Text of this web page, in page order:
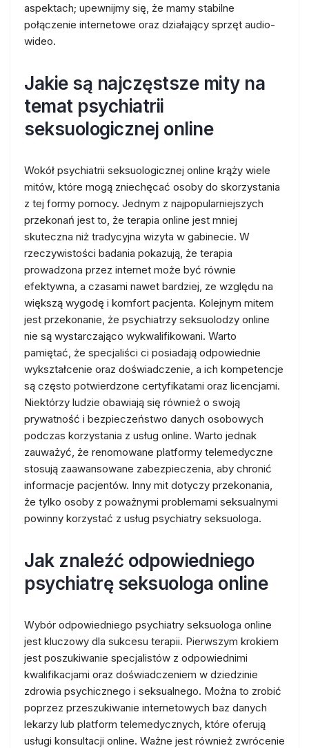
aspektach; upewnijmy się, że mamy stabilne
połączenie internetowe oraz działający sprzęt audio-
wideo.
Jakie są najczęstsze mity na
temat psychiatrii
seksuologicznej online
Wokół psychiatrii seksuologicznej online krąży wiele
mitów, które mogą zniechęcać osoby do skorzystania
z tej formy pomocy. Jednym z najpopularniejszych
przekonań jest to, że terapia online jest mniej
skuteczna niż tradycyjna wizyta w gabinecie. W
rzeczywistości badania pokazują, że terapia
prowadzona przez internet może być równie
efektywna, a czasami nawet bardziej, ze względu na
większą wygodę i komfort pacjenta. Kolejnym mitem
jest przekonanie, że psychiatrzy seksuolodzy online
nie są wystarczająco wykwalifikowani. Warto
pamiętać, że specjaliści ci posiadają odpowiednie
wykształcenie oraz doświadczenie, a ich kompetencje
są często potwierdzone certyfikatami oraz licencjami.
Niektórzy ludzie obawiają się również o swoją
prywatność i bezpieczeństwo danych osobowych
podczas korzystania z usług online. Warto jednak
zauważyć, że renomowane platformy telemedyczne
stosują zaawansowane zabezpieczenia, aby chronić
informacje pacjentów. Inny mit dotyczy przekonania,
że tylko osoby z poważnymi problemami seksualnymi
powinny korzystać z usług psychiatry seksuologa.
Jak znaleźć odpowiedniego
psychiatrę seksuologa online
Wybór odpowiedniego psychiatry seksuologa online
jest kluczowy dla sukcesu terapii. Pierwszym krokiem
jest poszukiwanie specjalistów z odpowiednimi
kwalifikacjami oraz doświadczeniem w dziedzinie
zdrowia psychicznego i seksualnego. Można to zrobić
poprzez przeszukiwanie internetowych baz danych
lekarzy lub platform telemedycznych, które oferują
usługi konsultacji online. Ważne jest również zwrócenie